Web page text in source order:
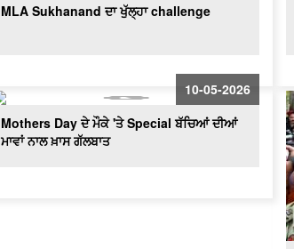
MLA Sukhanand ਦਾ ਖੁੱਲ੍ਹਾ challenge
10-05-2026
Mothers Day ਦੇ ਮੌਕੇ 'ਤੇ Special ਬੱਚਿਆਂ ਦੀਆਂ
ਮਾਵਾਂ ਨਾਲ ਖ਼ਾਸ ਗੱਲਬਾਤ